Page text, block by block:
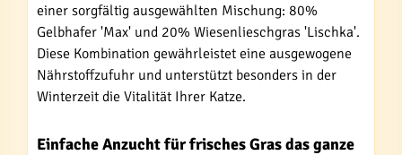
einer sorgfältig ausgewählten Mischung: 80%
Gelbhafer 'Max' und 20% Wiesenlieschgras 'Lischka'.
Diese Kombination gewährleistet eine ausgewogene
Nährstoffzufuhr und unterstützt besonders in der
Winterzeit die Vitalität Ihrer Katze.
Einfache Anzucht für frisches Gras das ganze